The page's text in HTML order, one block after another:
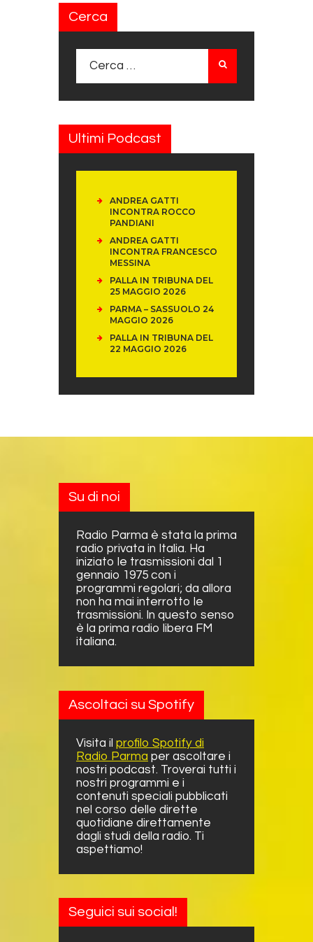
Cerca
Ultimi Podcast
ANDREA GATTI
INCONTRA ROCCO
PANDIANI
ANDREA GATTI
INCONTRA FRANCESCO
MESSINA
PALLA IN TRIBUNA DEL
25 MAGGIO 2026
PARMA – SASSUOLO 24
MAGGIO 2026
PALLA IN TRIBUNA DEL
22 MAGGIO 2026
Su di noi
Radio Parma è stata la prima
radio privata in Italia. Ha
iniziato le trasmissioni dal 1
gennaio 1975 con i
programmi regolari; da allora
non ha mai interrotto le
trasmissioni. In questo senso
è la prima radio libera FM
italiana.
Ascoltaci su Spotify
Visita il profilo Spotify di
Radio Parma per ascoltare i
nostri podcast. Troverai tutti i
nostri programmi e i
contenuti speciali pubblicati
nel corso delle dirette
quotidiane direttamente
dagli studi della radio. Ti
aspettiamo!
Seguici sui social!